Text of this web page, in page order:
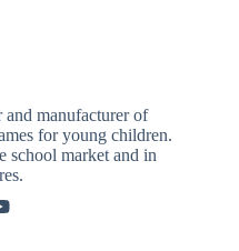
and manufacturer of
for young children.
school market and in